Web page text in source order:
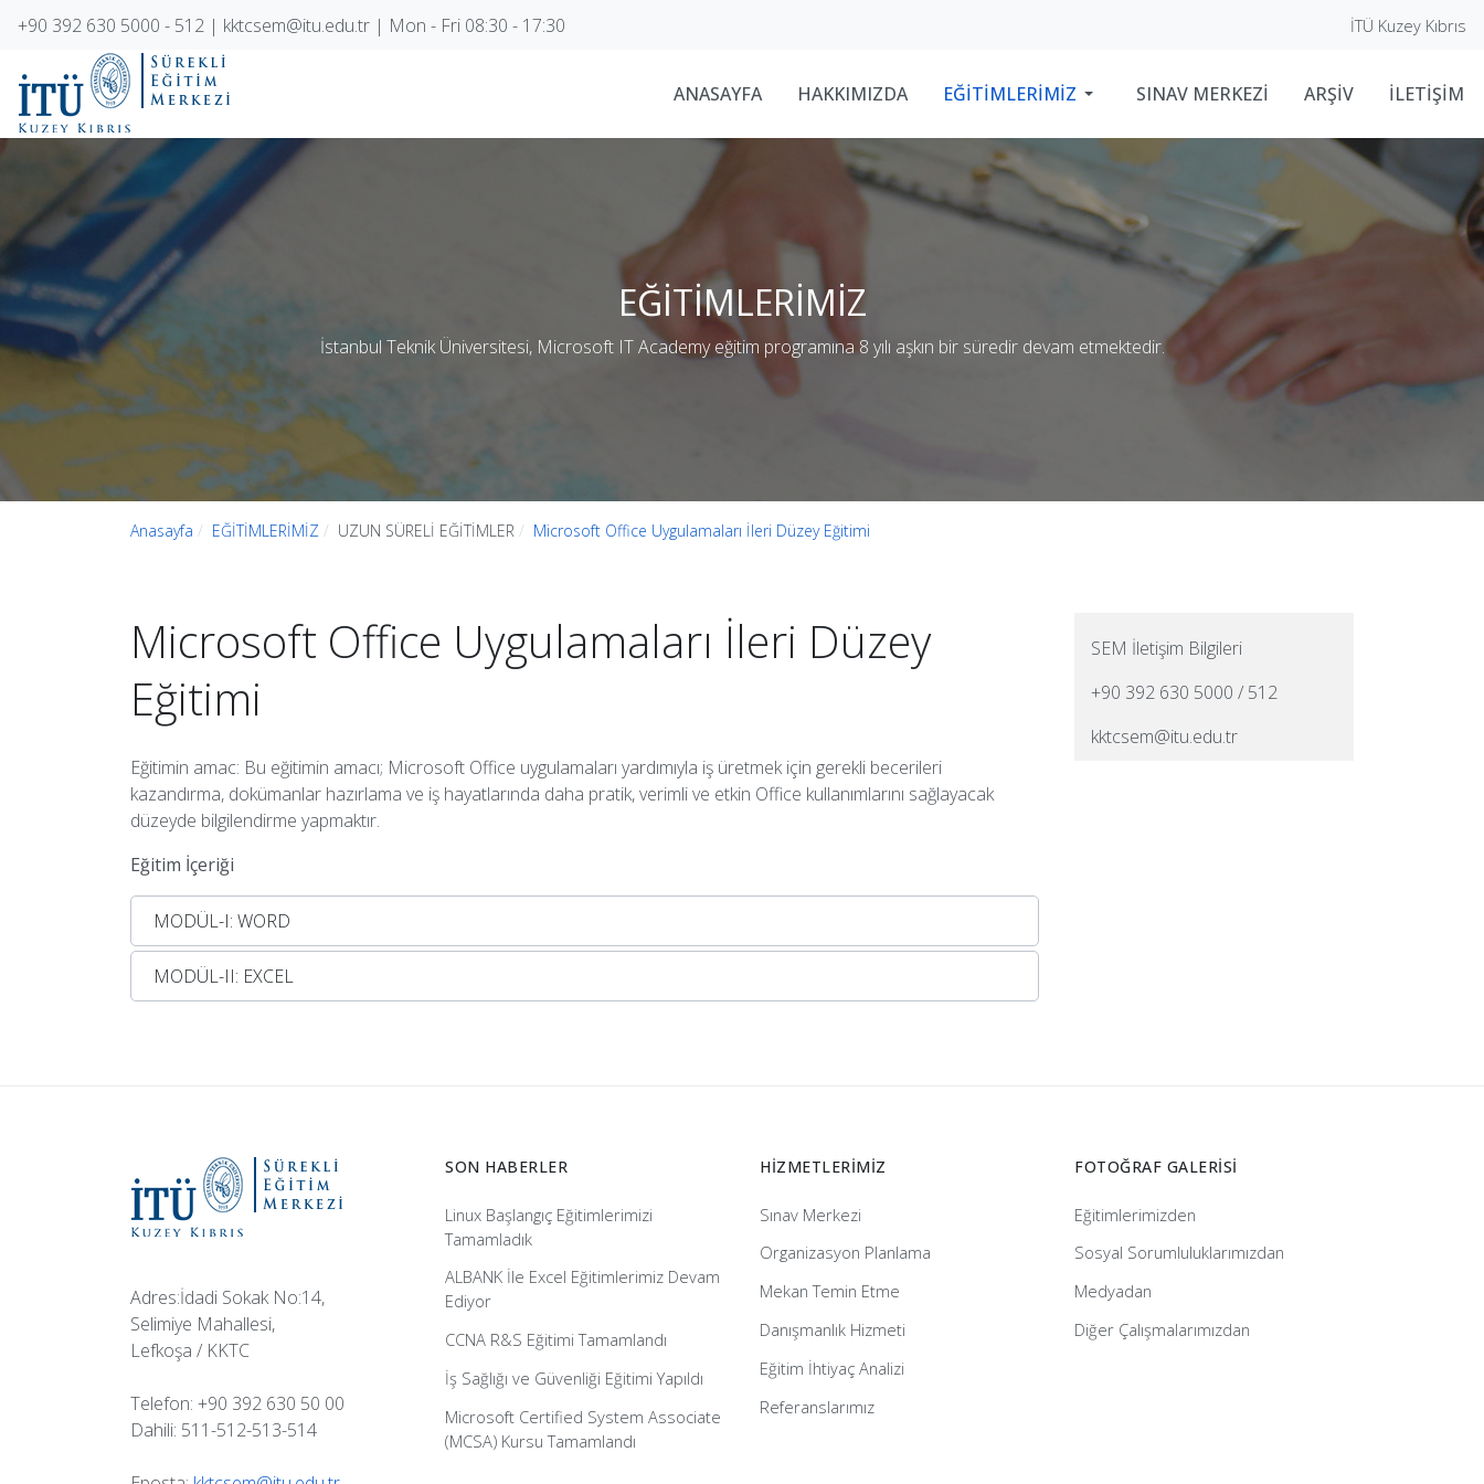
+90 392 630 5000 - 512 | kktcsem@itu.edu.tr | Mon - Fri 08:30 - 17:30 İTÜ Kuzey Kıbrıs
ANASAYFA HAKKIMIZDA EĞİTİMLERİMİZ SINAV MERKEZİ ARŞİV İLETİŞİM
EĞİTİMLERİMİZ
İstanbul Teknik Üniversitesi, Microsoft IT Academy eğitim programına 8 yılı aşkın bir süredir devam etmektedir.
Anasayfa EĞİTİMLERİMİZ UZUN SÜRELİ EĞİTİMLER Microsoft Office Uygulamaları İleri Düzey Eğitimi
Microsoft Office Uygulamaları İleri Düzey
Eğitimi
Eğitimin amac: Bu eğitimin amacı; Microsoft Office uygulamaları yardımıyla iş üretmek için gerekli becerileri
kazandırma, dokümanlar hazırlama ve iş hayatlarında daha pratik, verimli ve etkin Office kullanımlarını sağlayacak
düzeyde bilgilendirme yapmaktır.
Eğitim İçeriği
MODÜL-I: WORD
MODÜL-II: EXCEL
SEM İletişim Bilgileri
+90 392 630 5000 / 512
kktcsem@itu.edu.tr
Adres:İdadi Sokak No:14,
Selimiye Mahallesi,
Lefkoşa / KKTC
Telefon: +90 392 630 50 00
Dahili: 511-512-513-514
SON HABERLER
Linux Başlangıç Eğitimlerimizi
Tamamladık
ALBANK İle Excel Eğitimlerimiz Devam
Ediyor
CCNA R&S Eğitimi Tamamlandı
İş Sağlığı ve Güvenliği Eğitimi Yapıldı
Microsoft Certified System Associate
(MCSA) Kursu Tamamlandı
HİZMETLERİMİZ
Sınav Merkezi
Organizasyon Planlama
Mekan Temin Etme
Danışmanlık Hizmeti
Eğitim İhtiyaç Analizi
Referanslarımız
FOTOĞRAF GALERİSİ
Eğitimlerimizden
Sosyal Sorumluluklarımızdan
Medyadan
Diğer Çalışmalarımızdan